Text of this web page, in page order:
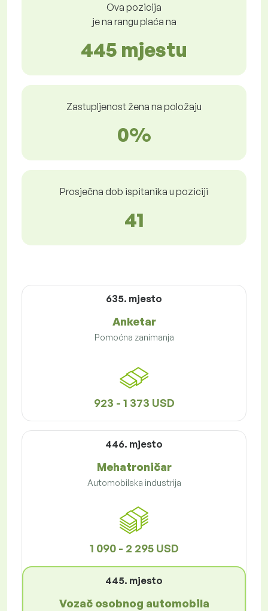
Ova pozicija
je na rangu plaća na
445 mjestu
Zastupljenost žena na položaju
0%
Prosječna dob ispitanika u poziciji
41
635. mjesto
Anketar
Pomoćna zanimanja
923 - 1 373 USD
446. mjesto
Mehatroničar
Automobilska industrija
1 090 - 2 295 USD
445. mjesto
Vozač osobnog automobila